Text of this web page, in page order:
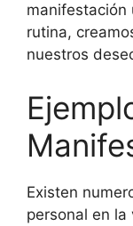
manifestación
rutina,
nuestros
Existen
personal en